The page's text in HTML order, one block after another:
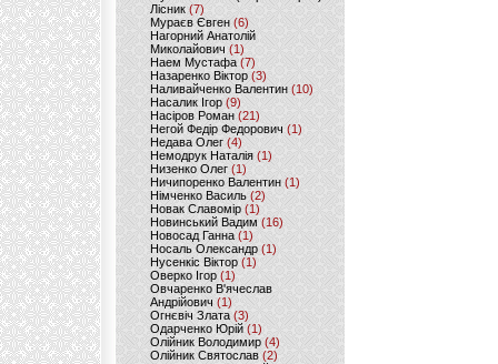
Лісник (7)
Мураєв Євген(6)
Нагорний Анатолій
Миколайович (1)
Наем Мустафа (7)
Назаренко Віктор (3)
Наливайченко Валентин (10)
Насалик Ігор(9)
Насіров Роман (21)
Негой Федір Федорович(1)
Недава Олег(4)
Немодрук Наталія(1)
Низенко Олег (1)
Ничипоренко Валентин (1)
Німченко Василь (2)
Новак Славомір (1)
Новинський Вадим (16)
Новосад Ганна (1)
Носаль Олександр (1)
Нусенкіс Віктор (1)
Оверко Ігор (1)
Овчаренко В'ячеслав
Андрійович(1)
Огнєвіч Злата (3)
Одарченко Юрій(1)
Олійник Володимир (4)
Олійник Святослав (2)